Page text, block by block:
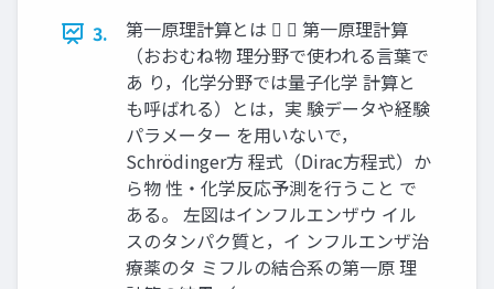
3.
第一原理計算とは   第一原理計算
（おおむね物 理分野で使われる言葉で
あ り，化学分野では量子化学 計算と
も呼ばれる）とは，実 験データや経験
パラメーター を用いないで，
Schrödinger方 程式（Dirac方程式）か
ら物 性・化学反応予測を行うこと で
ある。 左図はインフルエンザウ イル
スのタンパク質と，イ ンフルエンザ治
療薬のタ ミフルの結合系の第一原 理